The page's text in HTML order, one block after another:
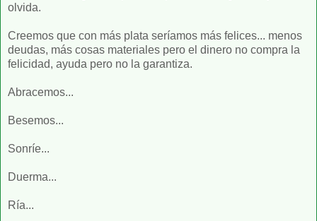
olvida.
Creemos que con más plata seríamos más felices... menos
deudas, más cosas materiales pero el dinero no compra la
felicidad, ayuda pero no la garantiza.
Abracemos...
Besemos...
Sonríe...
Duerma...
Ría...